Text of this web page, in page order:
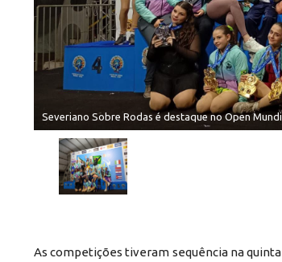
Severiano Sobre Rodas é destaque no Open
As competições tiveram sequência na